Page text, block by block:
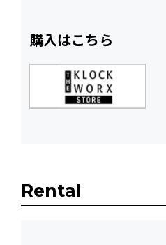
購入はこちら
Rental